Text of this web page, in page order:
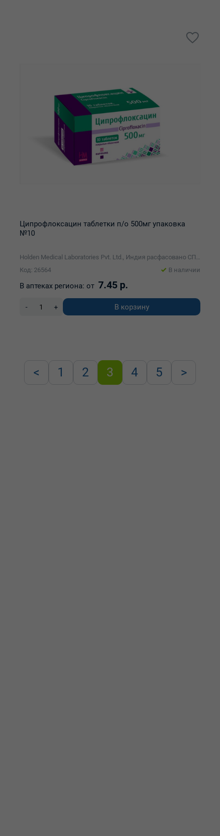
Ципрофлоксацин таблетки п/о 500мг упаковка
№10
Holden Medical Laboratories Pvt. Ltd., Индия расфасовано СП ООО "Фармлэнд"
Код: 26564
В наличии
В аптеках региона: от 7.45 р.
- + В корзину
< 1 2 3 4 5 >